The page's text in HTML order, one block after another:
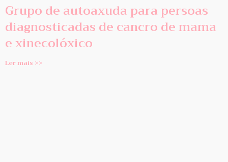
Grupo de autoaxuda para persoas
diagnosticadas de cancro de mama
e xinecolóxico
Ler mais >>